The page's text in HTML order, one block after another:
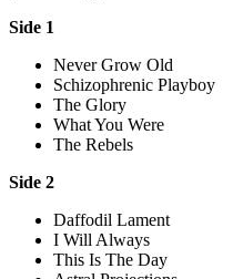
Side 1
Never Grow Old
Schizophrenic Playboy
The Glory
What You Were
The Rebels
Side 2
Daffodil Lament
I Will Always
This Is The Day